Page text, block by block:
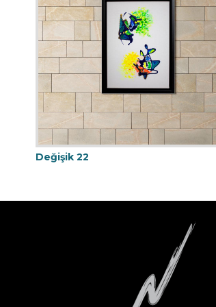
Değişik 22